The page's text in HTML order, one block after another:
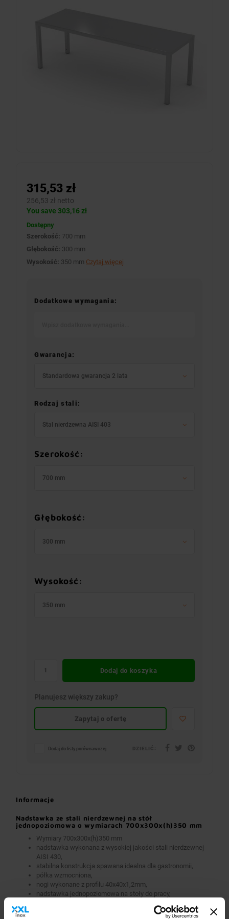
315,53 zł
256,53 zł netto
You save 303,16 zł
Dostępny
Szerokość: 700 mm
Głębokość: 300 mm
Wysokość: 350 mm Czytaj więcej
Dodatkowe wymagania:
Gwarancja:
Standardowa gwarancja 2 lata
Rodzaj stali:
Stal nierdzewna AISI 403
Szerokość:
700 mm
Głębokość:
300 mm
Wysokość:
350 mm
Dodaj do koszyka
Planujesz większy zakup?
Zapytaj o ofertę
Dodaj do listy porównawczej
Informacje
Nadstawka ze stali nierdzewnej na stół
jednopoziomowa o wymiarach 700x300x(h)350 mm
Wymiary 700x300x(h)350 mm
nadstawka wykonana z wysokiej jakości stali nierdzewnej
AISI 430,
stabilna konstrukcja spawana idealna dla gastronomii,
półka wzmocniona,
nogi wykonane z profilu 40x40x1,2mm,
nadstawka jednopoziomowa na stoły do pracy,